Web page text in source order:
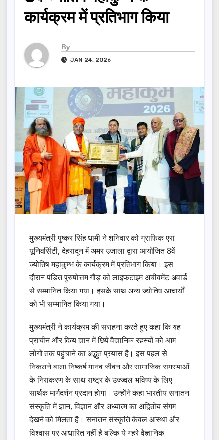
कार्यक्रम में प्रतिभाग किया
By
JAN 24, 2026
मुख्यमंत्री पुष्कर सिंह धामी ने शनिवार को ग्राफिक एरा
यूनिवर्सिटी, देहरादून में अमर उजाला द्वारा आयोजित 8वें
ज्योतिष महाकुम्भ के कार्यक्रम में प्रतिभाग किया। इस
दौरान पंडित पुरुषोत्तम गौड़ को लाइफटाइम अचीवमेंट अवार्ड
से सम्मानित किया गया। इसके साथ अन्य ज्योतिष आचार्यों
को भी सम्मानित किया गया।
मुख्यमंत्री ने कार्यक्रम की सराहना करते हुए कहा कि यह
प्राचीन और दिव्य ज्ञान में छिपे वैज्ञानिक रहस्यों को आम
लोगों तक पहुंचाने का अद्भुत प्रयास है। इस पहल से
निकलने वाला निष्कर्ष मानव जीवन और सामाजिक समस्याओं
के निराकरण के साथ राष्ट्र के उज्ज्वल भविष्य के लिए
सार्थक मार्गदर्शन प्रदान होगा। उन्होंने कहा भारतीय सनातन
संस्कृति में ज्ञान, विज्ञान और अध्यात्म का अद्वितीय संगम
देखने को मिलता है। सनातन संस्कृति केवल आस्था और
विश्वास पर आधारित नहीं है बल्कि ये गहरे वैज्ञानिक